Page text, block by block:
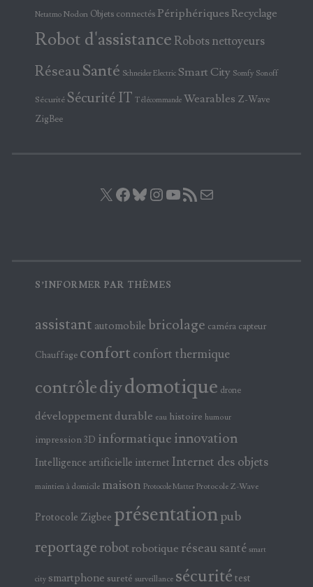
Netatmo Nodon Objets connectés PériphériquesRecyclage
Robot d'assistance Robots nettoyeurs
RéseauSanté Schneider Electric Smart City Somfy Sonoff
Sécurité Sécurité IT Télécommande Wearables Z-Wave
ZigBee
X Facebook
Bluesky
Instagram
YouTube
Flux RSS
S’INFORMER PAR THÈMES
assistant automobile bricolage caméra capteur
Chauffage confort confort thermique
contrôlediydomotique drone
développement durable eau histoire humour
impression 3D informatique innovation
Intelligence artificielle internet Internet des objets
maintien à domicile maison Protocole Matter Protocole Z-Wave
Protocole Zigbee présentationpub
reportage robot robotique réseau santé smart
city smartphone sureté surveillance sécurité test